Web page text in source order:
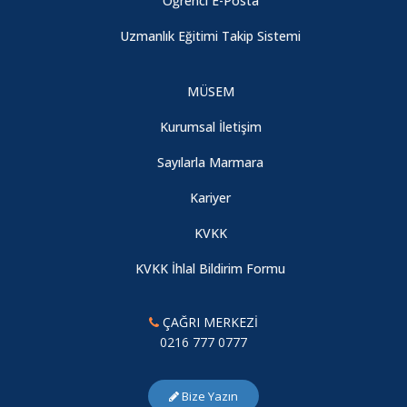
Prof. Dr. Ferruh ŞİMŞEK Bursu
Fakültemiz Aile Hekimliği Anabilim Dalı için Türkiye Aile
Hekimliği Yeterlilik Kurulu'na Akreditasyon başvurusu
Çocuk Cerrahisi Avrupa Akreditasyon Belge Töreni
Marmara Üniversitesi Tıp Fakültesi – Pendik Eğitim ve
Uzmanlık Eğitimi Takip Sistemi
MÜSEM
Kurumsal İletişim
Sayılarla Marmara
Kariyer
KVKK
KVKK İhlal Bildirim Formu
ÇAĞRI MERKEZİ
0216 777 0777
Bize Yazın